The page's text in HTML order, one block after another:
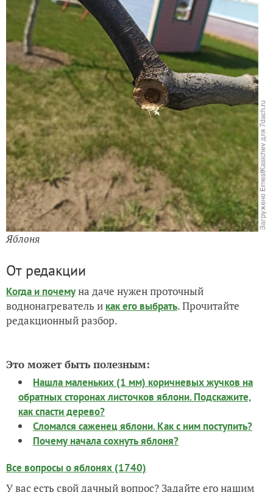
Яблоня
От редакции
Когда и почемуна даче нужен проточный
воднонагреватель и как его выбрать. Прочитайте
редакционный разбор.
Это может быть полезным:
Нашла маленьких (1 мм) коричневых жучков на
обратных сторонах листочков яблони. Подскажите,
как спасти дерево?
Сломался саженец яблони. Как с ним поступить?
Почему начала сохнуть яблоня?
Все вопросы о яблонях (1740)
У вас есть свой дачный вопрос? Задайте его нашим